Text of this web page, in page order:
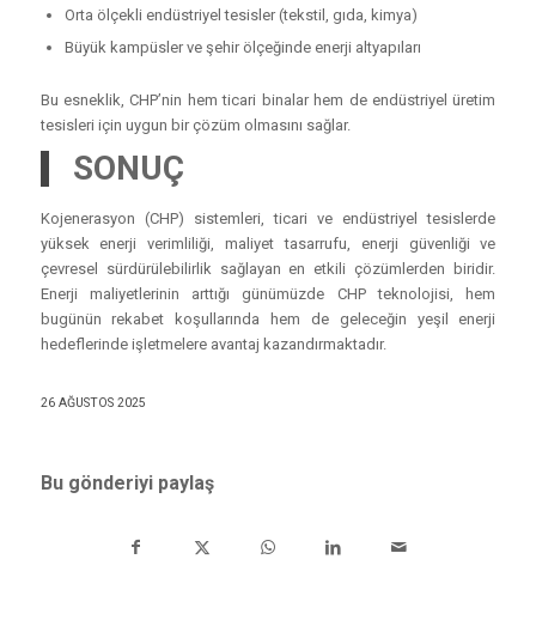
Orta ölçekli endüstriyel tesisler (tekstil, gıda, kimya)
Büyük kampüsler ve şehir ölçeğinde enerji altyapıları
Bu esneklik, CHP’nin hem ticari binalar hem de endüstriyel üretim
tesisleri için uygun bir çözüm olmasını sağlar.
SONUÇ
Kojenerasyon (CHP) sistemleri, ticari ve endüstriyel tesislerde
yüksek enerji verimliliği, maliyet tasarrufu, enerji güvenliği ve
çevresel sürdürülebilirlik sağlayan en etkili çözümlerden biridir.
Enerji maliyetlerinin arttığı günümüzde CHP teknolojisi, hem
bugünün rekabet koşullarında hem de geleceğin yeşil enerji
hedeflerinde işletmelere avantaj kazandırmaktadır.
26 AĞUSTOS 2025
Bu gönderiyi paylaş